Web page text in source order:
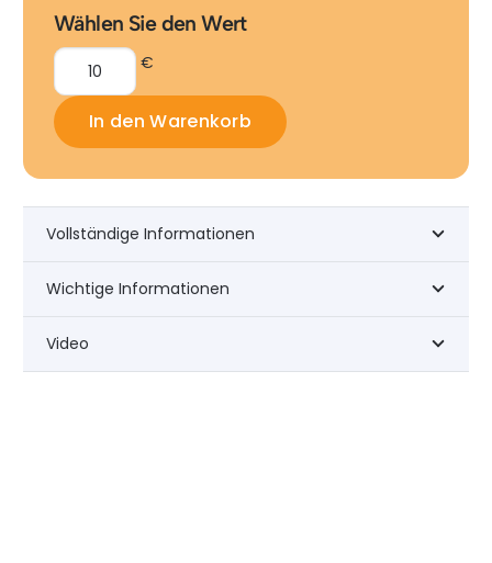
Wählen Sie den Wert
€
Geschenkgutschein
Menge
In den Warenkorb
Vollständige Informationen
Wichtige Informationen
Video